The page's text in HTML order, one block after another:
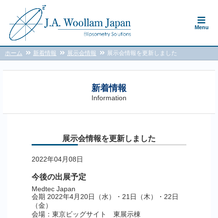
Menu
ホーム 新着情報 展示会情報 展示会情報を更新しました
新着情報
Information
展示会情報を更新しました
2022年04月08日
今後の出展予定
Medtec Japan
会期 2022年4月20日（水）・21日（木）・22日
（金）
会場：東京ビッグサイト 東展示棟